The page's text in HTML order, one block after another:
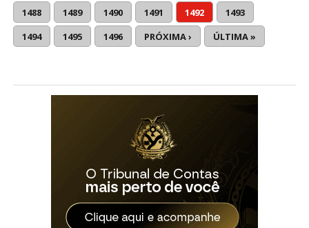
1488
1489 1490 1491 1492
1493
1494
1495 1496 PRÓXIMA › ÚLTIMA »